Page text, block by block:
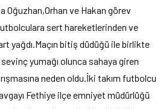
Oğuzhan,Orhan ve Hakan görev
sert hareketlerinden ve
yağdı.Maçın bitiş düdüğü ile birlikte
yumağı olunca sahaya giren
neden oldu.İki takım futbolcu
Fethiye ilçe emniyet müdürlüğü